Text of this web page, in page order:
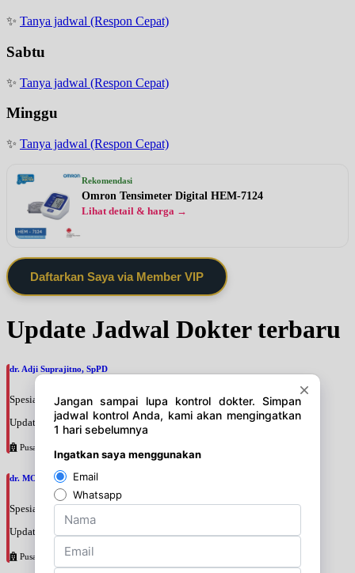
✨ Tanya jadwal (Respon Cepat)
Sabtu
✨ Tanya jadwal (Respon Cepat)
Minggu
✨ Tanya jadwal (Respon Cepat)
Rekomendasi
Omron Tensimeter Digital HEM-7124
Lihat detail & harga →
Daftarkan Saya via Member VIP
Update Jadwal Dokter terbaru
dr. Adji Suprajitno, SpPD
Spesialis: Penyakit Dalam
Update terakhir: 2026-08-07 20:37:59
Pusat Pertamina
dr. MOCHAMAD PASHA, SpPD
Spesialis: Penyakit Dalam
Update terakhir: 2026-08-07 20:35:45
Pusat Pertamina